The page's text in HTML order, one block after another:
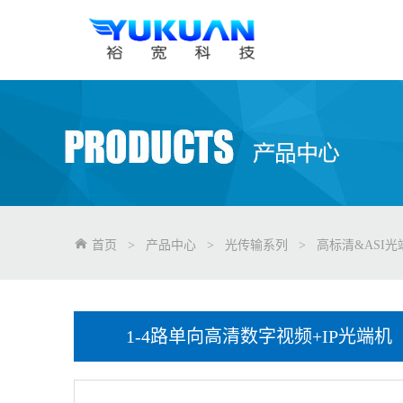
首页 > 产品中心 > 光传输系列 > 高标清&ASI光
1-4路单向高清数字视频+IP光端机